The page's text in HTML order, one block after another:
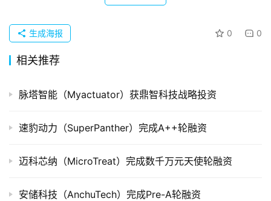
发
布
并
重
司
市
登录
0 0
生成海报
相关推荐
脉塔智能（Myactuator）获鼎智科技战略投资
速豹动力（SuperPanther）完成A++轮融资
迈科芯纳（MicroTreat）完成数千万元天使轮融资
安储科技（AnchuTech）完成Pre-A轮融资